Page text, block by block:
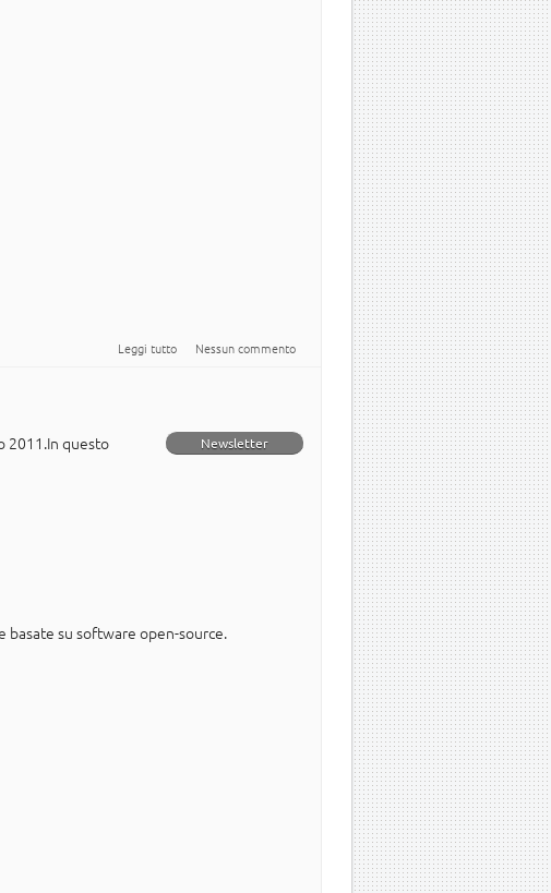
Leggi tutto su Newsletter italiana numero 12 del 2011
Nessun commento
Newsletter
2011.In questo
basate su software open-source.